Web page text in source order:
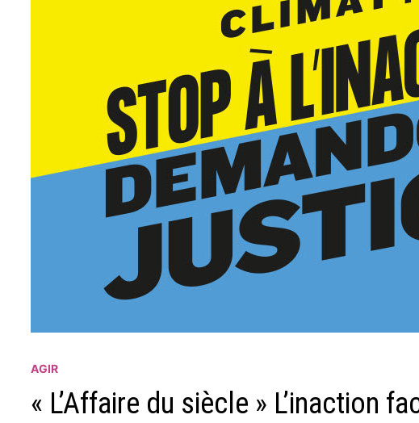
AGIR
« L’Affaire du siècle » L’inaction